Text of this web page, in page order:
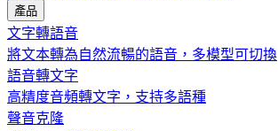
產品
文字轉語音
將文本轉為自然流暢的語音，多模型可切換
語音轉文字
高精度音頻轉文字，支持多語種
聲音克隆